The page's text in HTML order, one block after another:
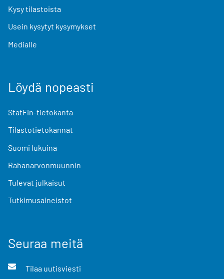
Kysy tilastoista
Usein kysytyt kysymykset
Medialle
Löydä nopeasti
StatFin-tietokanta
Tilastotietokannat
Suomi lukuina
Rahanarvonmuunnin
Tulevat julkaisut
Tutkimusaineistot
Seuraa meitä
Tilaa uutisviesti